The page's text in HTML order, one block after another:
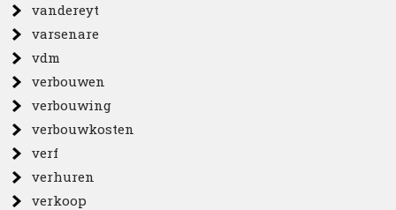
vandereyt
varsenare
vdm
verbouwen
verbouwing
verbouwkosten
verf
verhuren
verkoop